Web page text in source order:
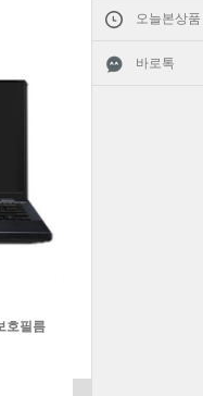
오늘본상품
바로톡
호필름